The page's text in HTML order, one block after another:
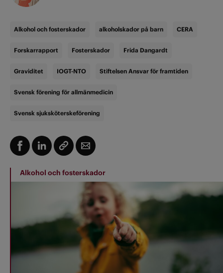
Alkohol och fosterskador alkoholskador på barn CERA
Forskarrapport Fosterskador Frida Dangardt
Graviditet IOGT-NTO Stiftelsen Ansvar för framtiden
Svensk förening för allmänmedicin
Svensk sjuksköterskeförening
Alkohol och fosterskador